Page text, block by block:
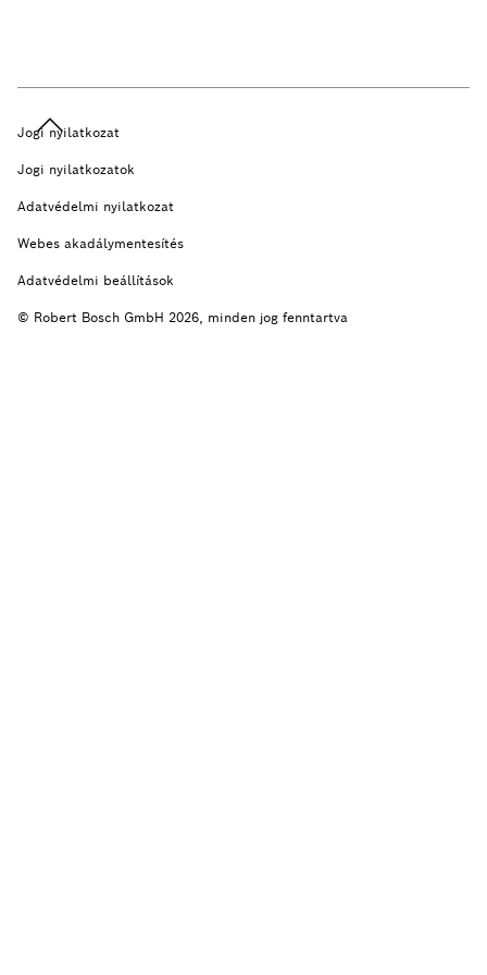
Jogi nyilatkozat
Jogi nyilatkozatok
Adatvédelmi nyilatkozat
Webes akadálymentesítés
Adatvédelmi beállítások
© Robert Bosch GmbH 2026, minden jog fenntartva